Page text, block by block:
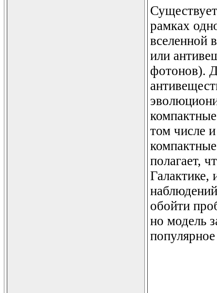
рамках
вселенной
или
фотонов).
том числе
полагает,
Галактике,
обойти
но модель